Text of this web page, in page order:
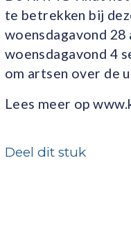
te betrekken bij
woensdagavond 28
woensdagavond 4
om artsen over de
Lees meer op
Deel dit stuk